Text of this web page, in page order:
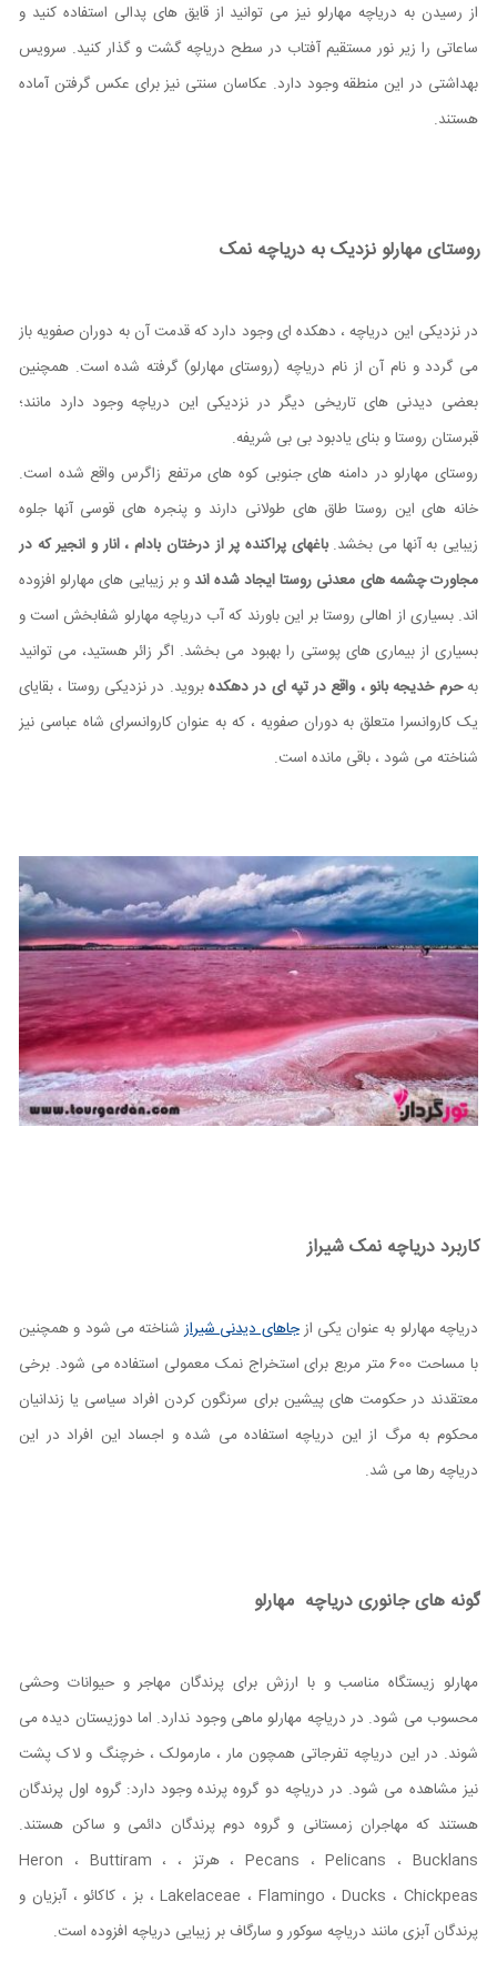
از رسیدن به دریاچه مهارلو نیز می توانید از قایق های پدالی استفاده کنید و
ساعاتی را زیر نور مستقیم آفتاب در سطح دریاچه گشت و گذار کنید. سرویس
بهداشتی در این منطقه وجود دارد. عکاسان سنتی نیز برای عکس گرفتن آماده
هستند.
روستای مهارلو نزدیک به دریاچه نمک
در نزدیکی این دریاچه ، دهکده ای وجود دارد که قدمت آن به دوران صفویه باز
می گردد و نام آن از نام دریاچه (روستای مهارلو) گرفته شده است. همچنین
بعضی دیدنی های تاریخی دیگر در نزدیکی این دریاچه وجود دارد مانند؛
قبرستان روستا و بنای یادبود بی بی شریفه.
روستای مهارلو در دامنه های جنوبی کوه های مرتفع زاگرس واقع شده است.
خانه های این روستا طاق های طولانی دارند و پنجره های قوسی آنها جلوه
زیبایی به آنها می بخشد.باغهای پراکنده پر از درختان بادام ، انار و انجیر که در
مجاورت چشمه های معدنی روستا ایجاد شده اند و بر زیبایی های مهارلو افزوده
اند. بسیاری از اهالی روستا بر این باورند که آب دریاچه مهارلو شفابخش است و
بسیاری از بیماری های پوستی را بهبود می بخشد. اگر زائر هستید، می توانید
بهحرم خدیجه بانو ، واقع در تپه ای در دهکدهبروید. در نزدیکی روستا ، بقایای
یک کاروانسرا متعلق به دوران صفویه ، که به عنوان کاروانسرای شاه عباسی نیز
شناخته می شود ، باقی مانده است.
کاربرد دریاچه نمک شیراز
دریاچه مهارلو به عنوان یکی ازجاهای دیدنی شیرازشناخته می شود و همچنین
با مساحت 600 متر مربع برای استخراج نمک معمولی استفاده می شود. برخی
معتقدند در حکومت های پیشین برای سرنگون کردن افراد سیاسی یا زندانیان
محکوم به مرگ از این دریاچه استفاده می شده و اجساد این افراد در این
دریاچه رها می شد.
گونه های جانوری دریاچه مهارلو
مهارلو زیستگاه مناسب و با ارزش برای پرندگان مهاجر و حیوانات وحشی
محسوب می شود. در دریاچه مهارلو ماهی وجود ندارد. اما دوزیستان دیده می
شوند. در این دریاچه تفرجاتی همچون مار ، مارمولک ، خرچنگ و لاک پشت
نیز مشاهده می شود. در دریاچه دو گروه پرنده وجود دارد: گروه اول پرندگان
هستند که مهاجران زمستانی و گروه دوم پرندگان دائمی و ساکن هستند.
Pecans ، Pelicans ، Bucklans ، هرتز ، Heron ، Buttiram ،
Lakelaceae ، Flamingo ، Ducks ، Chickpeas ، بز ، کاکائو ، آبزیان و
پرندگان آبزی مانند دریاچه سوکور و سارگاف بر زیبایی دریاچه افزوده است.